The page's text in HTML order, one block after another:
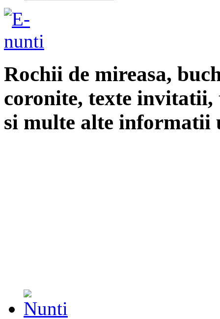
Rochii de mireasa,
coronite, texte
si multe alte informatii